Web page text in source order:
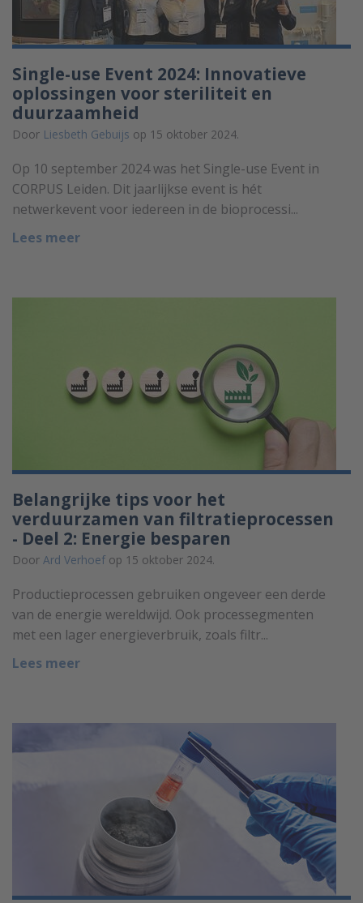
Single-use Event 2024: Innovatieve
oplossingen voor steriliteit en
duurzaamheid
Door Liesbeth Gebuijs op 15 oktober 2024.
Op 10 september 2024 was het Single-use Event in
CORPUS Leiden. Dit jaarlijkse event is hét
netwerkevent voor iedereen in de bioprocessi...
Lees meer
Belangrijke tips voor het
verduurzamen van filtratieprocessen
- Deel 2: Energie besparen
Door Ard Verhoef op 15 oktober 2024.
Productieprocessen gebruiken ongeveer een derde
van de energie wereldwijd. Ook processegmenten
met een lager energieverbruik, zoals filtr...
Lees meer